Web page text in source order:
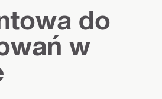
do
w